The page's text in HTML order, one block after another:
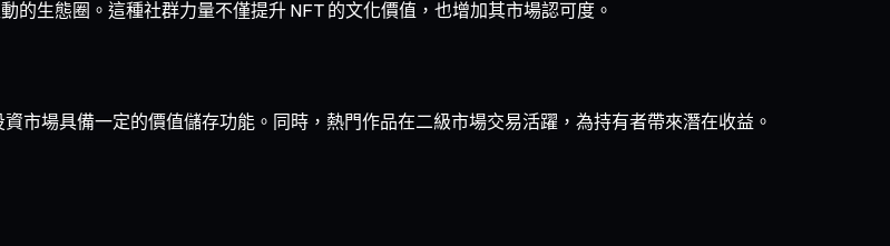
生態圈。這種社群力量不僅提升 NFT 的文化價值，也增加其市場認可度。
市場具備一定的價值儲存功能。同時，熱門作品在二級市場交易活躍，為持有者帶來潛在收益。